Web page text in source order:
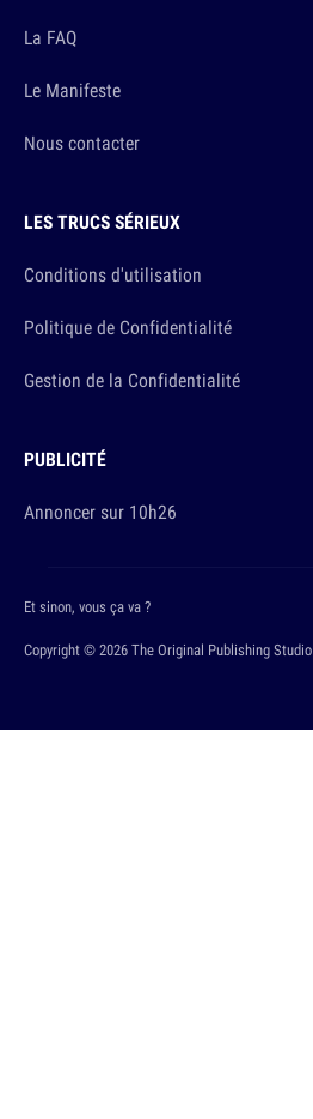
La FAQ
Le Manifeste
Nous contacter
LES TRUCS SÉRIEUX
Conditions d'utilisation
Politique de Confidentialité
Gestion de la Confidentialité
PUBLICITÉ
Annoncer sur 10h26
Copyright © 2026 The Original Publishing Studio
Et sinon, vous ça va ?